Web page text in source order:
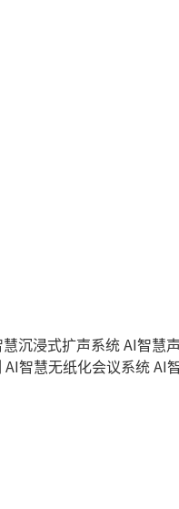
沉浸式扩声系统AI智慧
AI智慧无纸化会议系统AI